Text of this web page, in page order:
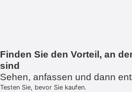
Finden Sie den Vorteil, an
sind
Sehen, anfassen und dann
Testen Sie, bevor Sie kaufen.